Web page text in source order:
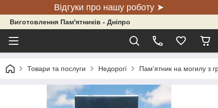
Відгуки про нашу роботу ➤
Виготовлення Пам'ятників - Дніпро
Товари та послуги Недорогі Пам'ятник на могилу з